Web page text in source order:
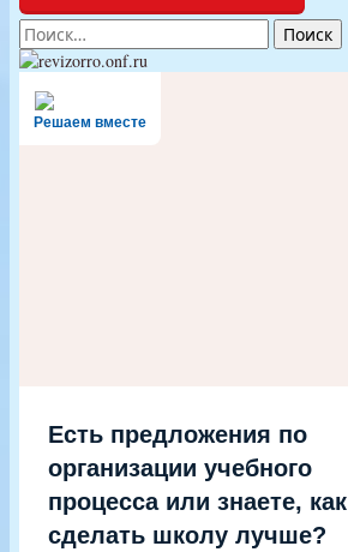
Найти:
Решаем вместе
Есть предложения по
организации учебного
процесса или знаете, как
сделать школу лучше?